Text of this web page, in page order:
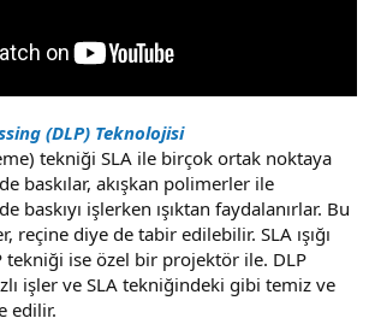
(DLP) Teknolojisi
tekniği SLA ile birçok ortak noktaya
baskılar, akışkan polimerler ile
baskıyı işlerken ışıktan faydalanırlar. Bu
reçine diye de tabir edilebilir. SLA ışığı
tekniği ise özel bir projektör ile. DLP
işler ve SLA tekniğindeki gibi temiz ve
edilir.